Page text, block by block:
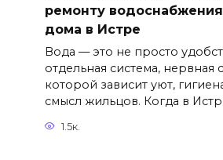
ремонту
дома в Истре
Вода — это не просто
отдельная система, нервная
которой зависит уют,
смысл жильцов. Когда в
1.5к.